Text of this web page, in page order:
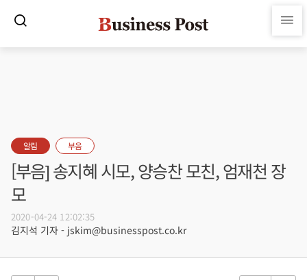
알림 부음
[부음] 송지혜 시모, 양승찬 모친, 엄재천 장
모
2020-04-24 12:02:35
김지석 기자 - jskim@businesspost.co.kr